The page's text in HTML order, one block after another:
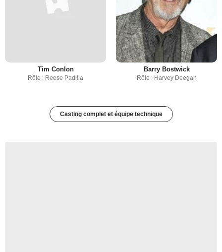
Tim Conlon
Rôle : Reese Padilla
Barry Bostwick
Rôle : Harvey Deegan
Casting complet et équipe technique